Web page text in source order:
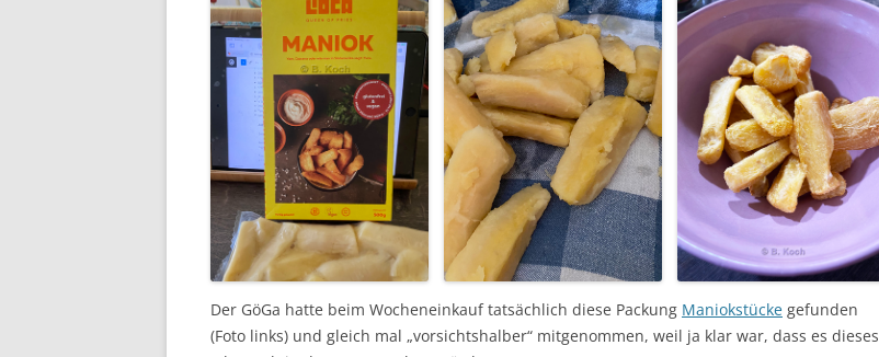
Der GöGa hatte beim Wocheneinkauf tatsächlich diese Packung Maniokstücke gefunden
(Foto links) und gleich mal „vorsichtshalber“ mitgenommen, weil ja klar war, dass es dieses